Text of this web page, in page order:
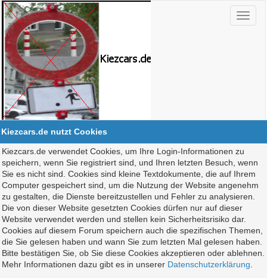
Kiezcars.de nutzt Cookies
Kiezcars.de verwendet Cookies, um Ihre Login-Informationen zu
speichern, wenn Sie registriert sind, und Ihren letzten Besuch, wenn
Sie es nicht sind. Cookies sind kleine Textdokumente, die auf Ihrem
Computer gespeichert sind, um die Nutzung der Website angenehm
zu gestalten, die Dienste bereitzustellen und Fehler zu analysieren.
Die von dieser Website gesetzten Cookies dürfen nur auf dieser
Website verwendet werden und stellen kein Sicherheitsrisiko dar.
Cookies auf diesem Forum speichern auch die spezifischen Themen,
die Sie gelesen haben und wann Sie zum letzten Mal gelesen haben.
Bitte bestätigen Sie, ob Sie diese Cookies akzeptieren oder ablehnen.
Mehr Informationen dazu gibt es in unserer Datenschutzerklärung